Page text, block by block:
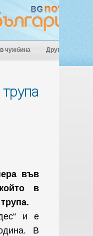
чужбина Други
във
в
и е
В